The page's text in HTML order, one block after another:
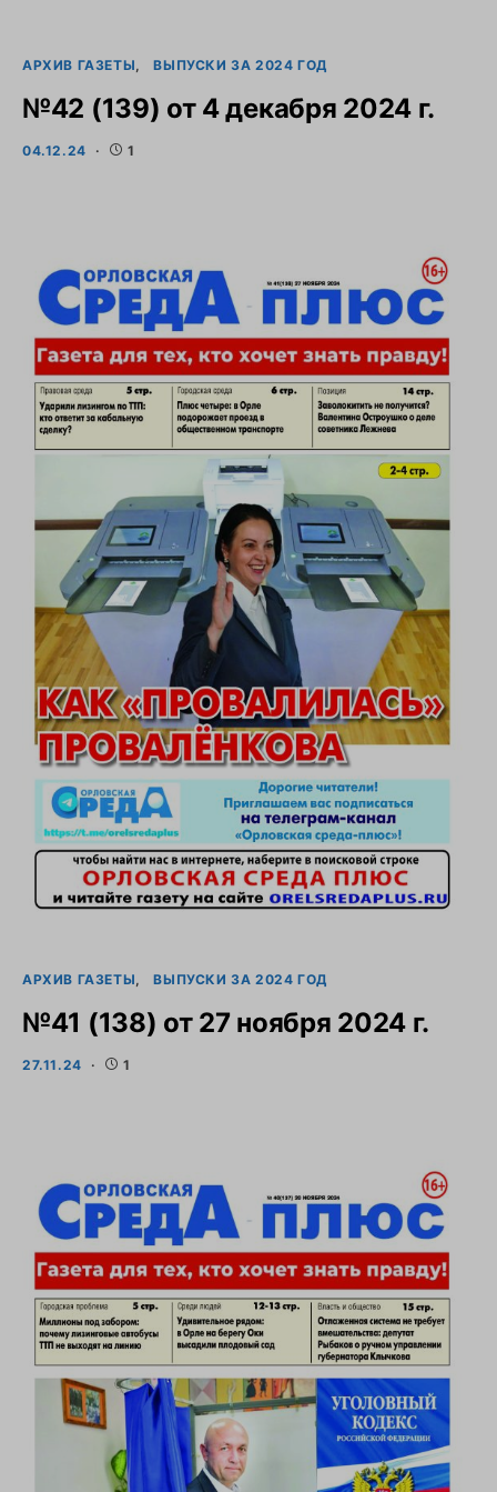
АРХИВ ГАЗЕТЫ ВЫПУСКИ ЗА 2024 ГОД
№42 (139) от 4 декабря 2024 г.
04.12.24 1
АРХИВ ГАЗЕТЫ ВЫПУСКИ ЗА 2024 ГОД
№41 (138) от 27 ноября 2024 г.
27.11.24 1